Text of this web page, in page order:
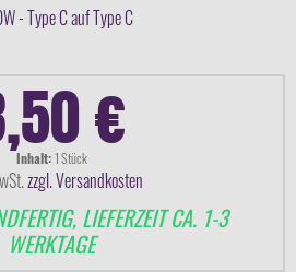
- Type C auf Type C
€
Inhalt:1 Stück
zzgl. Versandkosten
LIEFERZEIT CA. 1-3
WERKTAGE